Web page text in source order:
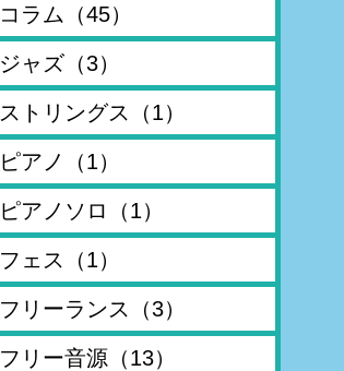
コラム （45）
ジャズ（3）
ストリングス （1）
ピアノ （1）
ピアノソロ （1）
フェス （1）
フリーランス （3）
フリー音源（13）